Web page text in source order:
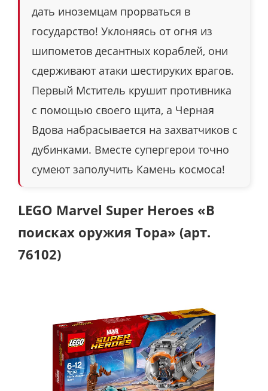
дать иноземцам прорваться в
государство! Уклоняясь от огня из
шипометов десантных кораблей, они
сдерживают атаки шестируких врагов.
Первый Мститель крушит противника
с помощью своего щита, а Черная
Вдова набрасывается на захватчиков с
дубинками. Вместе супергерои точно
сумеют заполучить Камень космоса!
LEGO Marvel Super Heroes «В
поисках оружия Тора» (арт.
76102)